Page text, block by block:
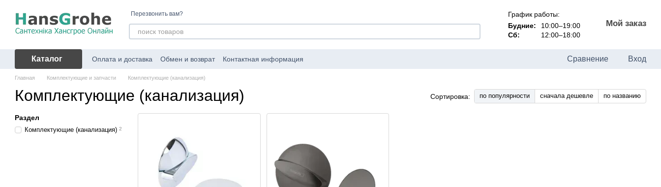
Перезвонить вам?
График работы:
Будние:
10:00–19:00
Сб:
12:00–18:00
Мой заказ
Каталог Оплата и доставка Обмен и возврат Контактная информация Сравнение Вход
Главная Комплектующие и запчасти Комплектующие (канализация)
Комплектующие (канализация) Сортировка: по популярности сначала дешевле по названию
Раздел
Комплектующие (канализация) 2